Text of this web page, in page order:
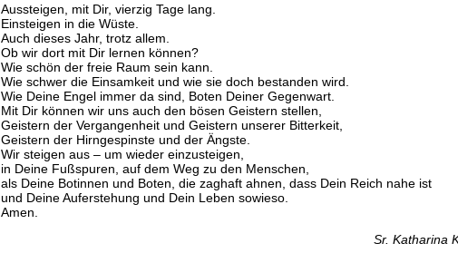
Aussteigen, mit Dir, vierzig Tage lang.
Einsteigen in die Wüste.
Auch dieses Jahr, trotz allem.
Ob wir dort mit Dir lernen können?
Wie schön der freie Raum sein kann.
Wie schwer die Einsamkeit und wie sie doch bestanden wird.
Wie Deine Engel immer da sind, Boten Deiner Gegenwart.
Mit Dir können wir uns auch den bösen Geistern stellen,
Geistern der Vergangenheit und Geistern unserer Bitterkeit,
Geistern der Hirngespinste und der Ängste.
Wir steigen aus – um wieder einzusteigen,
in Deine Fußspuren, auf dem Weg zu den Menschen,
als Deine Botinnen und Boten, die zaghaft ahnen, dass Dein Reich nahe ist
und Deine Auferstehung und Dein Leben sowieso.
Amen.
Sr. Katharina